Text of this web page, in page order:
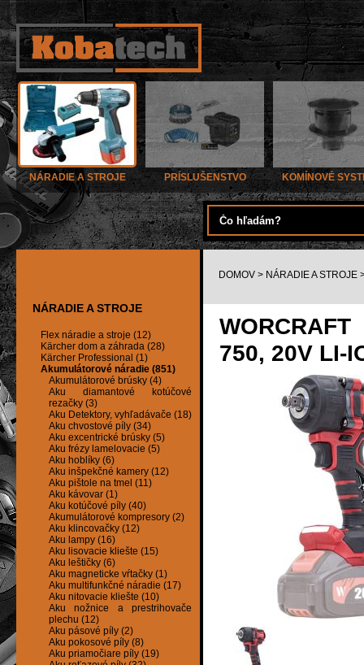
NÁRADIE A STROJE PRÍSLUŠENSTVO KOMÍNOVÉ
NÁRADIE A STROJE
Flex náradie a stroje (12)
Kärcher dom a záhrada (28)
Kärcher Professional (1)
Akumulátorové náradie (851)
Akumulátorové brúsky (4)
Aku diamantové kotúčové
rezačky (3)
Aku Detektory, vyhľadávače (18)
Aku chvostové píly (34)
Aku excentrické brúsky (5)
Aku frézy lamelovacie (5)
Aku hoblíky (6)
Aku inšpekčné kamery (12)
Aku pištole na tmel (11)
Aku kávovar (1)
Aku kotúčové píly (40)
Akumulátorové kompresory (2)
Aku klincovačky (12)
Aku lampy (16)
Aku lisovacie kliešte (15)
Aku leštičky (6)
Aku magneticke vŕtačky (1)
Aku multifunkčné náradie (17)
Aku nitovacie kliešte (10)
Aku nožnice a prestrihovače
plechu (12)
Aku pásové píly (2)
Aku pokosové píly (8)
Aku priamočiare píly (19)
DOMOV > NÁRADIE A STROJE
750, 20V LI-